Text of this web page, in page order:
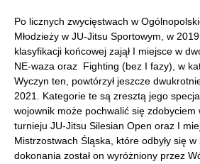
Po licznych zwycięstwach w
Młodzieży w JU-Jitsu Sportowym, w
klasyfikacji końcowej zajął I miejsce w
NE-waza oraz Fighting (bez I fazy), w
Wyczyn ten, powtórzył jeszcze
2021. Kategorie te są zresztą jego
wojownik może pochwalić się zdobyciem
turnieju JU-Jitsu Silesian Open oraz I
Mistrzostwach Śląska, które odbyły się
dokonania został on wyróżniony przez